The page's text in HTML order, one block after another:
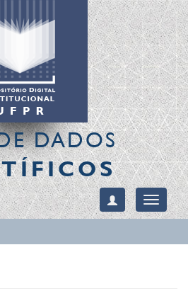
DADOS
Toggle